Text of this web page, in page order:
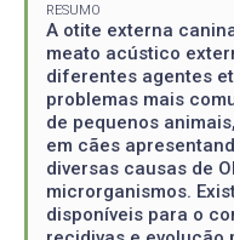
RESUMO
A otite externa
meato acústico
diferentes agentes
problemas mais
de pequenos
em cães
diversas causas de
microrganismos.
disponíveis para o